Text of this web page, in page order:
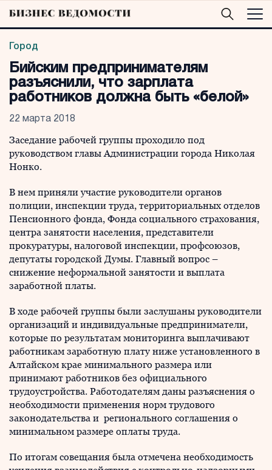
Город
Бийским предпринимателям
разъяснили, что зарплата
работников должна быть «белой»
22 марта 2018
Заседание рабочей группы проходило под
руководством главы Администрации города Николая
Нонко.
В нем приняли участие руководители органов
полиции, инспекции труда, территориальных отделов
Пенсионного фонда, Фонда социального страхования,
центра занятости населения, представители
прокуратуры, налоговой инспекции, профсоюзов,
депутаты городской Думы. Главный вопрос –
снижение неформальной занятости и выплата
заработной платы.
В ходе рабочей группы были заслушаны руководители
организаций и индивидуальные предприниматели,
которые по результатам мониторинга выплачивают
работникам заработную плату ниже установленного в
Алтайском крае минимального размера или
принимают работников без официального
трудоустройства. Работодателям даны разъяснения о
необходимости применения норм трудового
законодательства и регионального соглашения о
минимальном размере оплаты труда.
По итогам совещания была отмечена необходимость